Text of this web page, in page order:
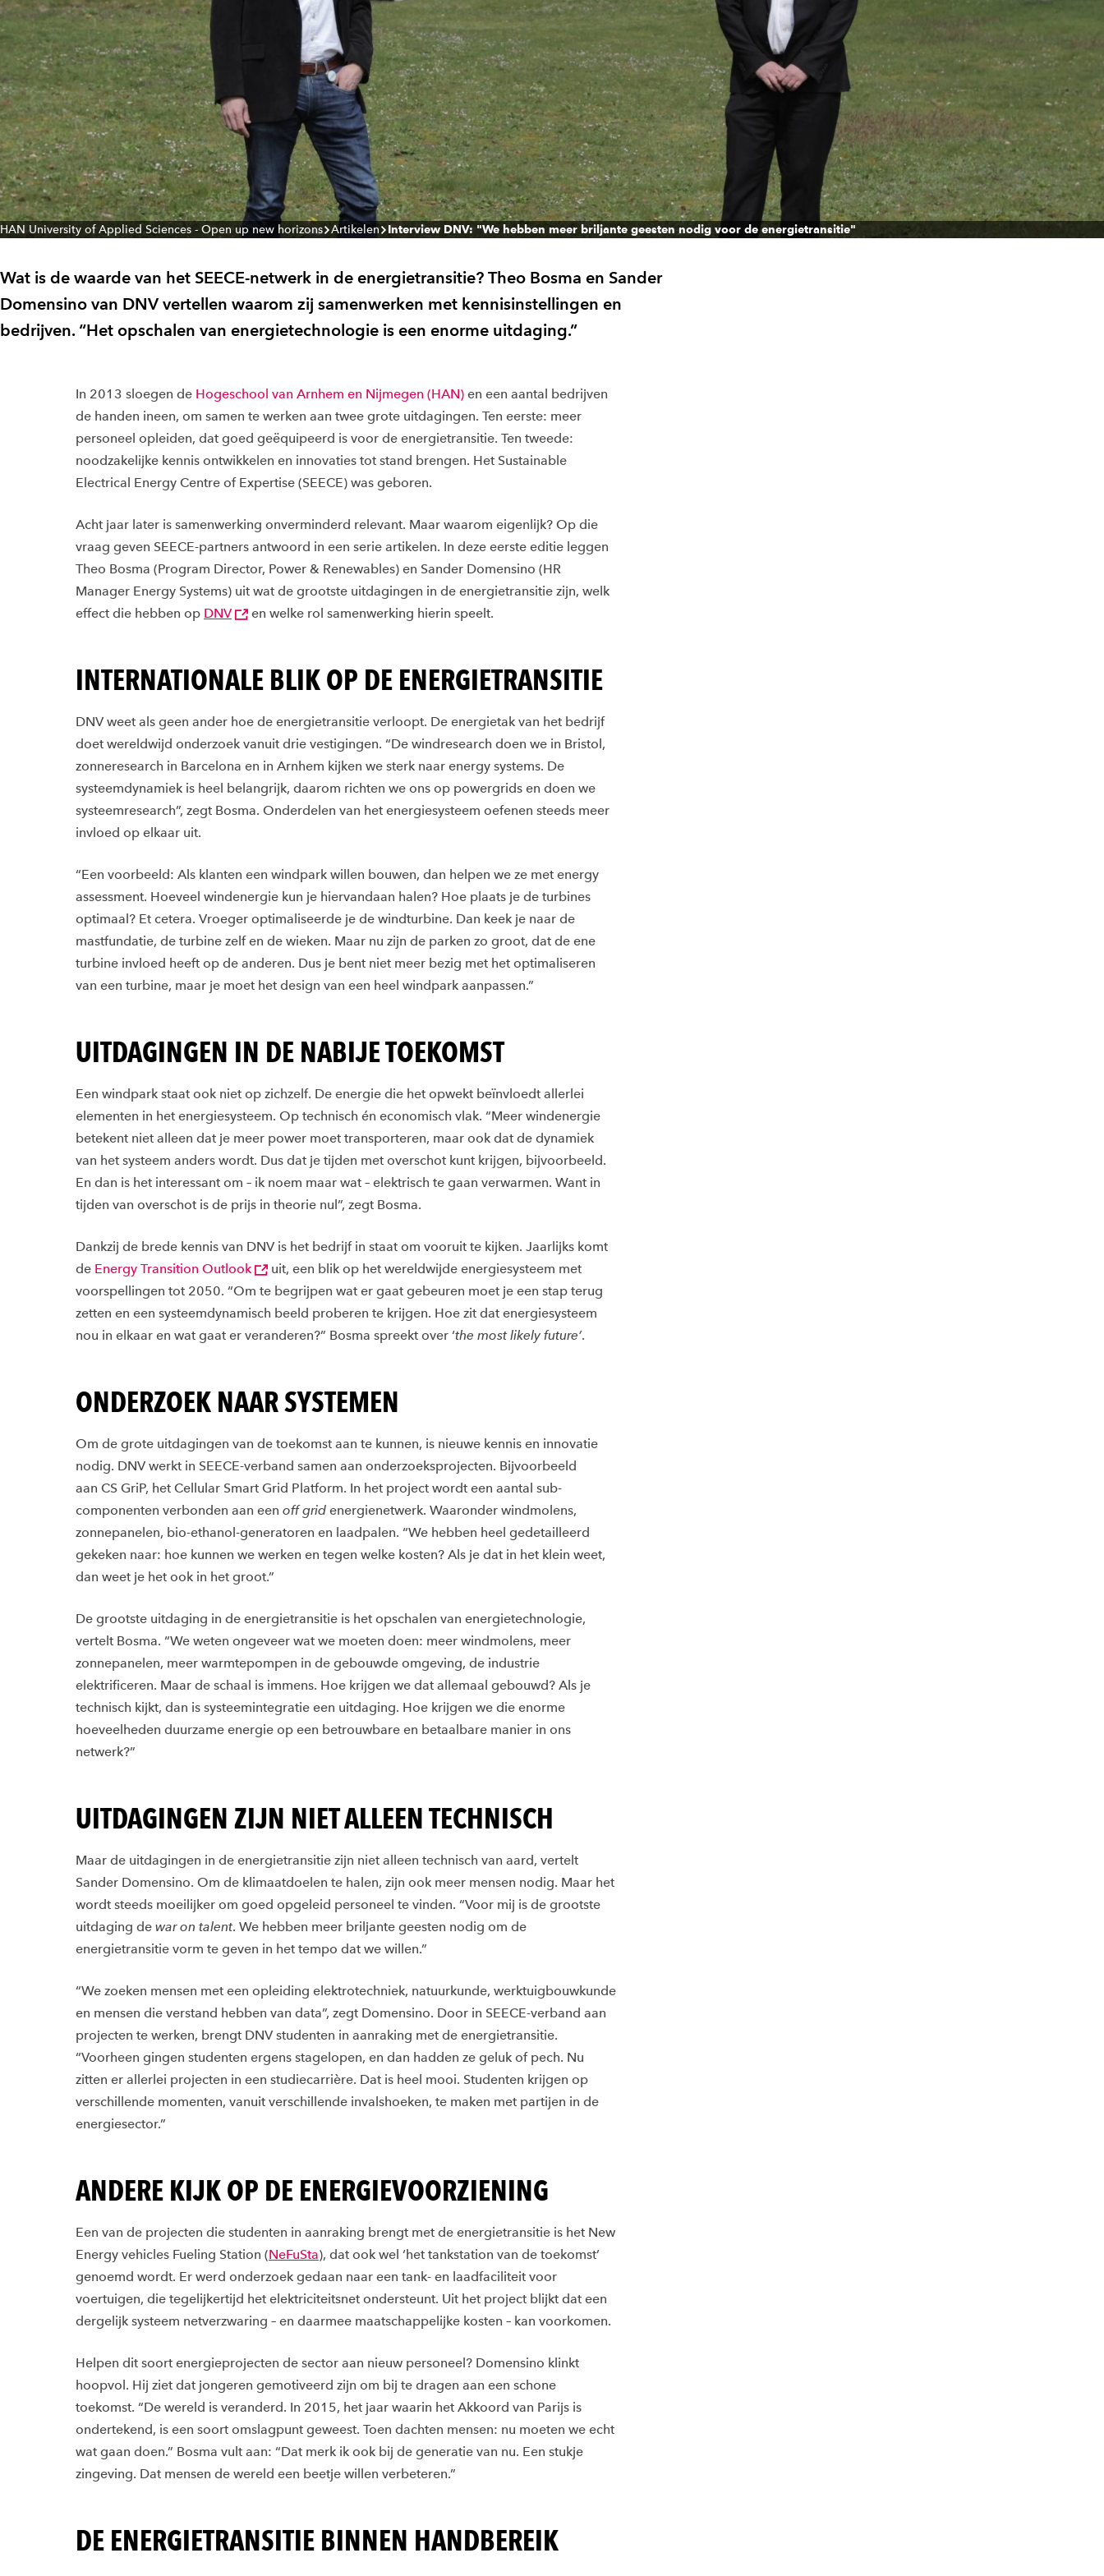
HAN University of Applied Sciences - Open up new horizons Artikelen Interview DNV: "We hebben meer briljante geesten nodig voor de energietransitie"
Wat is de waarde van het SEECE-netwerk in de energietransitie? Theo Bosma en Sander
Domensino van DNV vertellen waarom zij samenwerken met kennisinstellingen en
bedrijven. “Het opschalen van energietechnologie is een enorme uitdaging.”
In 2013 sloegen de Hogeschool van Arnhem en Nijmegen (HAN) en een aantal bedrijven
de handen ineen, om samen te werken aan twee grote uitdagingen. Ten eerste: meer
personeel opleiden, dat goed geëquipeerd is voor de energietransitie. Ten tweede:
noodzakelijke kennis ontwikkelen en innovaties tot stand brengen. Het Sustainable
Electrical Energy Centre of Expertise (SEECE) was geboren.
Acht jaar later is samenwerking onverminderd relevant. Maar waarom eigenlijk? Op die
vraag geven SEECE-partners antwoord in een serie artikelen. In deze eerste editie leggen
Theo Bosma (Program Director, Power & Renewables) en Sander Domensino (HR
Manager Energy Systems) uit wat de grootste uitdagingen in de energietransitie zijn, welk
effect die hebben op DNV en welke rol samenwerking hierin speelt.
INTERNATIONALE BLIK OP DE ENERGIETRANSITIE
DNV weet als geen ander hoe de energietransitie verloopt. De energietak van het bedrijf
doet wereldwijd onderzoek vanuit drie vestigingen. “De windresearch doen we in Bristol,
zonneresearch in Barcelona en in Arnhem kijken we sterk naar energy systems. De
systeemdynamiek is heel belangrijk, daarom richten we ons op powergrids en doen we
systeemresearch”, zegt Bosma. Onderdelen van het energiesysteem oefenen steeds meer
invloed op elkaar uit.
“Een voorbeeld: Als klanten een windpark willen bouwen, dan helpen we ze met energy
assessment. Hoeveel windenergie kun je hiervandaan halen? Hoe plaats je de turbines
optimaal? Et cetera. Vroeger optimaliseerde je de windturbine. Dan keek je naar de
mastfundatie, de turbine zelf en de wieken. Maar nu zijn de parken zo groot, dat de ene
turbine invloed heeft op de anderen. Dus je bent niet meer bezig met het optimaliseren
van een turbine, maar je moet het design van een heel windpark aanpassen.”
UITDAGINGEN IN DE NABIJE TOEKOMST
Een windpark staat ook niet op zichzelf. De energie die het opwekt beïnvloedt allerlei
elementen in het energiesysteem. Op technisch én economisch vlak. “Meer windenergie
betekent niet alleen dat je meer power moet transporteren, maar ook dat de dynamiek
van het systeem anders wordt. Dus dat je tijden met overschot kunt krijgen, bijvoorbeeld.
En dan is het interessant om – ik noem maar wat – elektrisch te gaan verwarmen. Want in
tijden van overschot is de prijs in theorie nul”, zegt Bosma.
Dankzij de brede kennis van DNV is het bedrijf in staat om vooruit te kijken. Jaarlijks komt
de Energy Transition Outlook
uit, een blik op het wereldwijde energiesysteem met
voorspellingen tot 2050. “Om te begrijpen wat er gaat gebeuren moet je een stap terug
zetten en een systeemdynamisch beeld proberen te krijgen. Hoe zit dat energiesysteem
nou in elkaar en wat gaat er veranderen?” Bosma spreekt over ‘the most likely future’.
ONDERZOEK NAAR SYSTEMEN
Om de grote uitdagingen van de toekomst aan te kunnen, is nieuwe kennis en innovatie
nodig. DNV werkt in SEECE-verband samen aan onderzoeksprojecten. Bijvoorbeeld
aan CS GriP, het Cellular Smart Grid Platform. In het project wordt een aantal sub-
componenten verbonden aan een off grid energienetwerk. Waaronder windmolens,
zonnepanelen, bio-ethanol-generatoren en laadpalen. “We hebben heel gedetailleerd
gekeken naar: hoe kunnen we werken en tegen welke kosten? Als je dat in het klein weet,
dan weet je het ook in het groot.”
De grootste uitdaging in de energietransitie is het opschalen van energietechnologie,
vertelt Bosma. “We weten ongeveer wat we moeten doen: meer windmolens, meer
zonnepanelen, meer warmtepompen in de gebouwde omgeving, de industrie
elektrificeren. Maar de schaal is immens. Hoe krijgen we dat allemaal gebouwd? Als je
technisch kijkt, dan is systeemintegratie een uitdaging. Hoe krijgen we die enorme
hoeveelheden duurzame energie op een betrouwbare en betaalbare manier in ons
netwerk?”
UITDAGINGEN ZIJN NIET ALLEEN TECHNISCH
Maar de uitdagingen in de energietransitie zijn niet alleen technisch van aard, vertelt
Sander Domensino. Om de klimaatdoelen te halen, zijn ook meer mensen nodig. Maar het
wordt steeds moeilijker om goed opgeleid personeel te vinden. “Voor mij is de grootste
uitdaging de war on talent. We hebben meer briljante geesten nodig om de
energietransitie vorm te geven in het tempo dat we willen.”
“We zoeken mensen met een opleiding elektrotechniek, natuurkunde, werktuigbouwkunde
en mensen die verstand hebben van data”, zegt Domensino. Door in SEECE-verband aan
projecten te werken, brengt DNV studenten in aanraking met de energietransitie.
“Voorheen gingen studenten ergens stagelopen, en dan hadden ze geluk of pech. Nu
zitten er allerlei projecten in een studiecarrière. Dat is heel mooi. Studenten krijgen op
verschillende momenten, vanuit verschillende invalshoeken, te maken met partijen in de
energiesector.”
ANDERE KIJK OP DE ENERGIEVOORZIENING
Een van de projecten die studenten in aanraking brengt met de energietransitie is het New
Energy vehicles Fueling Station (NeFuSta), dat ook wel ‘het tankstation van de toekomst’
genoemd wordt. Er werd onderzoek gedaan naar een tank- en laadfaciliteit voor
voertuigen, die tegelijkertijd het elektriciteitsnet ondersteunt. Uit het project blijkt dat een
dergelijk systeem netverzwaring – en daarmee maatschappelijke kosten – kan voorkomen.
Helpen dit soort energieprojecten de sector aan nieuw personeel? Domensino klinkt
hoopvol. Hij ziet dat jongeren gemotiveerd zijn om bij te dragen aan een schone
toekomst. “De wereld is veranderd. In 2015, het jaar waarin het Akkoord van Parijs is
ondertekend, is een soort omslagpunt geweest. Toen dachten mensen: nu moeten we echt
wat gaan doen.” Bosma vult aan: “Dat merk ik ook bij de generatie van nu. Een stukje
zingeving. Dat mensen de wereld een beetje willen verbeteren.”
DE ENERGIETRANSITIE BINNEN HANDBEREIK